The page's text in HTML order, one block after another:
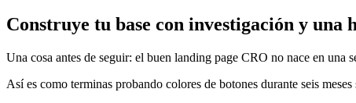
Construye tu base con investigación y una
Una cosa antes de seguir: el buen landing page CRO no nace en una
Así es como terminas probando colores de botones durante seis